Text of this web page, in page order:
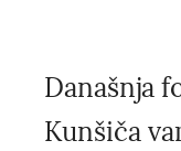
Današnja
Kunšiča